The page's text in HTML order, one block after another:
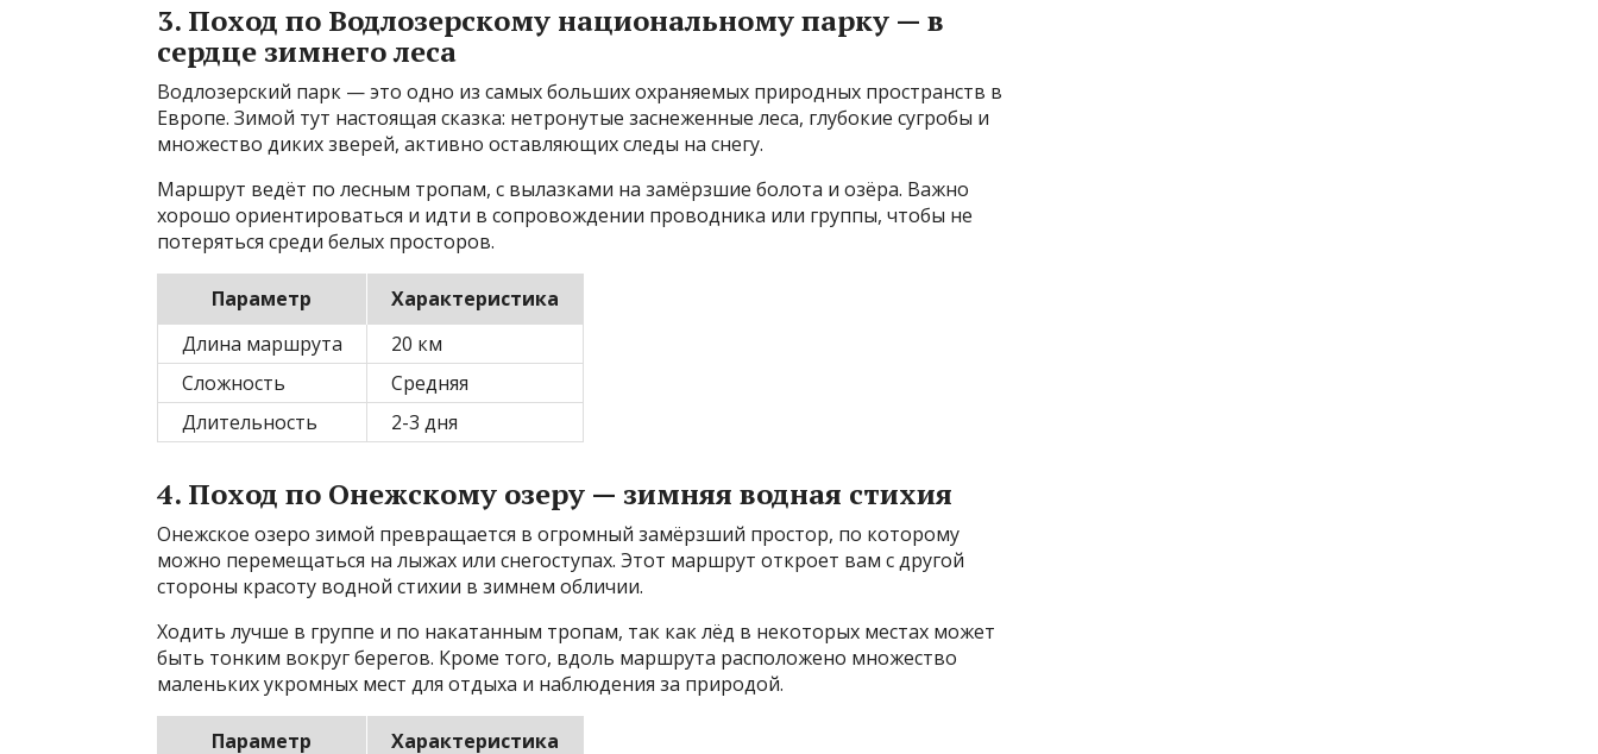
3. Поход по Водлозерскому национальному парку — в
сердце зимнего леса
Водлозерский парк — это одно из самых больших охраняемых природных пространств в
Европе. Зимой тут настоящая сказка: нетронутые заснеженные леса, глубокие сугробы и
множество диких зверей, активно оставляющих следы на снегу.
Маршрут ведёт по лесным тропам, с вылазками на замёрзшие болота и озёра. Важно
хорошо ориентироваться и идти в сопровождении проводника или группы, чтобы не
потеряться среди белых просторов.
Параметр
Характеристика
Длина маршрута
20 км
Сложность
Средняя
Длительность
2-3 дня
4. Поход по Онежскому озеру — зимняя водная стихия
Онежское озеро зимой превращается в огромный замёрзший простор, по которому
можно перемещаться на лыжах или снегоступах. Этот маршрут откроет вам с другой
стороны красоту водной стихии в зимнем обличии.
Ходить лучше в группе и по накатанным тропам, так как лёд в некоторых местах может
быть тонким вокруг берегов. Кроме того, вдоль маршрута расположено множество
маленьких укромных мест для отдыха и наблюдения за природой.
Параметр Характеристика